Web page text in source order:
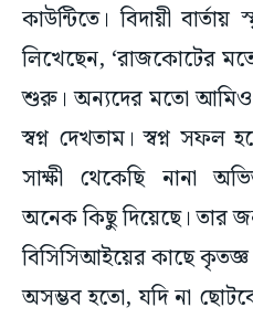
কাউন্টিতে। বিদায়ী
লিখেছেন, ‘রাজকোটের
শুরু। অন্যদের মতো আমিও
স্বপ্ন দেখতাম। স্বপ্ন সফল
সাক্ষী থেকেছি নানা
অনেক কিছু দিয়েছে। তার
বিসিসিআইয়ের কাছে
অসম্ভব হতো, যদি না